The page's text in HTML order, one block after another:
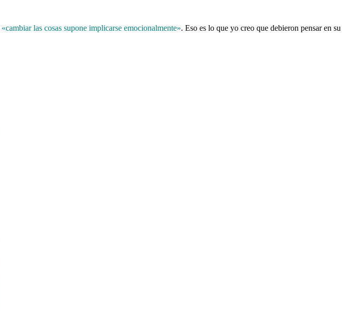
«cambiar las cosas supone implicarse emocionalmente». Eso es lo que yo creo que debieron pensar en su